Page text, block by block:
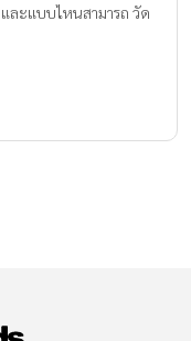
ละแบบไหนสามารถ วัด